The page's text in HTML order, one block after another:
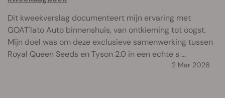
Dit kweekverslag documenteert mijn ervaring met
GOAT'lato Auto binnenshuis, van ontkieming tot oogst.
Mijn doel was om deze exclusieve samenwerking tussen
Royal Queen Seeds en Tyson 2.0 in een echte s ...
2 Mar 2026